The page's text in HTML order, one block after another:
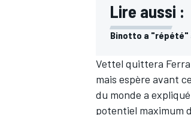
Lire aussi :
Binotto a "répété"
Vettel quittera
mais espère avant
du monde a
potentiel maximum